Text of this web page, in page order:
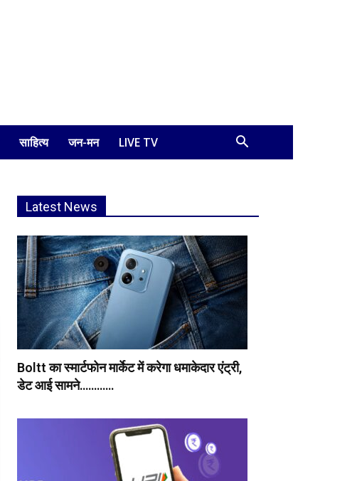
साहित्य जन-मन LIVE TV
Latest News
Boltt का स्मार्टफोन मार्केट में करेगा धमाकेदार एंट्री,
डेट आई सामने…………